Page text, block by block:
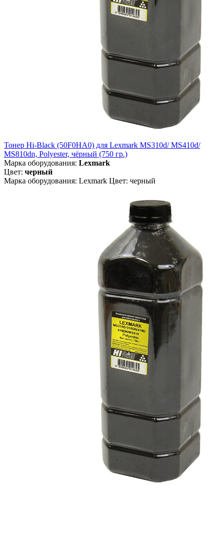
Тонер Hi-Black (50F0HA0) для Lexmark MS310d/ MS410d/
MS810dn, Polyester, чёрный (750 гр.)
Марка оборудования: Lexmark
Цвет: черный
Марка оборудования: Lexmark Цвет: черный